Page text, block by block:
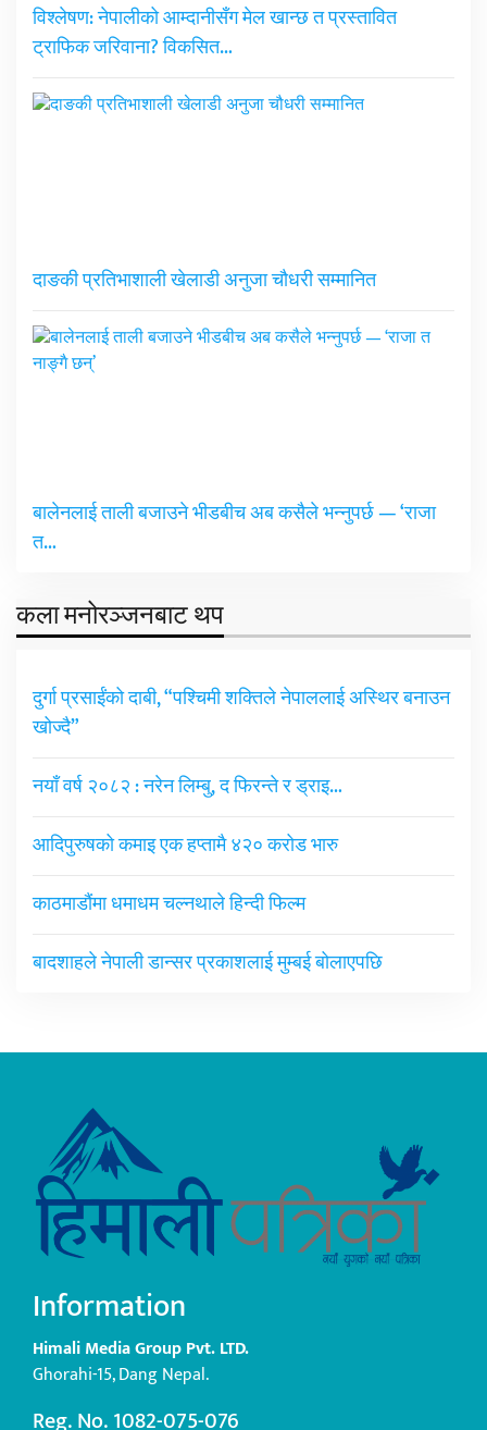
विश्लेषण: नेपालीको आम्दानीसँग मेल खान्छ त प्रस्तावित
ट्राफिक जरिवाना? विकसित…
दाङकी प्रतिभाशाली खेलाडी अनुजा चौधरी सम्मानित
बालेनलाई ताली बजाउने भीडबीच अब कसैले भन्नुपर्छ — ‘राजा
त…
कला मनोरञ्जनबाट थप
दुर्गा प्रसाईंको दाबी, “पश्चिमी शक्तिले नेपाललाई अस्थिर बनाउन
खोज्दै”
नयाँ वर्ष २०८२ : नरेन लिम्बु, द फिरन्ते र ड्राइ…
आदिपुरुषको कमाइ एक हप्तामै ४२० करोड भारु
काठमाडौंमा धमाधम चल्नथाले हिन्दी फिल्म
बादशाहले नेपाली डान्सर प्रकाशलाई मुम्बई बोलाएपछि
Information
Himali Media Group Pvt. LTD.
Ghorahi-15, Dang Nepal.
Reg. No. 1082-075-076